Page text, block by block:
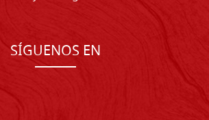
SÍGUENOS EN